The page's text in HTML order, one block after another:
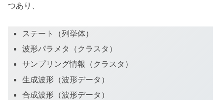
つあり、
ステート（列挙体）
波形パラメタ（クラスタ）
サンプリング情報（クラスタ）
生成波形（波形データ）
合成波形（波形データ）